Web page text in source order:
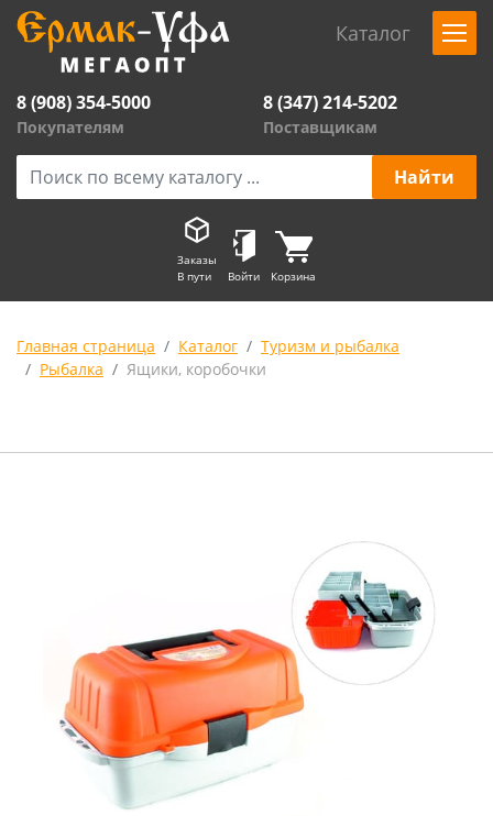
Каталог
8 (908) 354-5000
Покупателям
8 (347) 214-5202
Поставщикам
Заказы
В пути
Войти Корзина
Главная страница Каталог
Туризм и рыбалка
Рыбалка
Ящики, коробочки